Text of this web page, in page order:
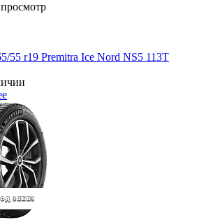
55 r19 Premitra Ice Nord NS5 113T